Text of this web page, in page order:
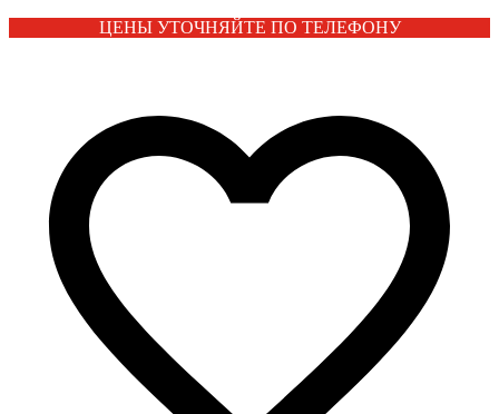
ЦЕНЫ УТОЧНЯЙТЕ ПО ТЕЛЕФОНУ